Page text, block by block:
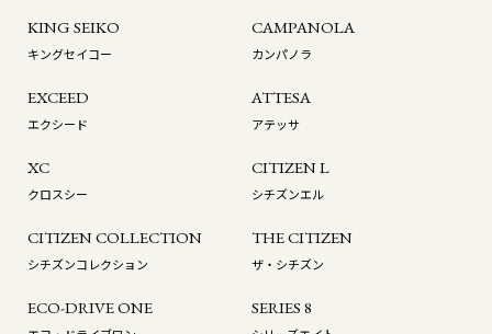
KING SEIKO
キングセイコー
CAMPANOLA
カンパノラ
EXCEED
エクシード
ATTESA
アテッサ
XC
クロスシー
CITIZEN L
シチズンエル
CITIZEN COLLECTION
シチズンコレクション
THE CITIZEN
ザ・シチズン
ECO-DRIVE ONE SERIES 8